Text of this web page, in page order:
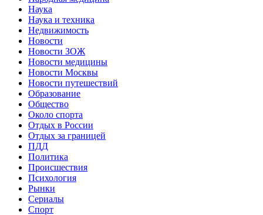
Наука
Наука и техника
Недвижимость
Новости
Новости ЗОЖ
Новости медицины
Новости Москвы
Новости путешествий
Образование
Общество
Около спорта
Отдых в России
Отдых за границей
ПДД
Политика
Происшествия
Психология
Рынки
Сериалы
Спорт